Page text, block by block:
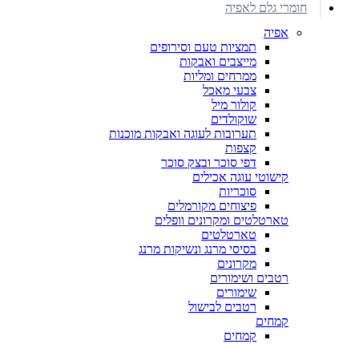
חומרי גלם לאפיה
אפיה
תמציות טעם וסירופים
מייצבים ואבקות
ממרחים ומליות
צבעי מאכל
קולור מיל
שוקולדים
תערובות לעוגה ואבקות מוכנות
קצפות
דפי סוכר ובצק סוכר
קישוטי עוגה אכילים
סוכריות
פיצוחים מקורמלים
טארטלטים ומקרונים וופלים
טארטלטים
בסיסי מרנג ונשיקות מרנג
מקרונים
רטבים ושימורים
שימורים
רטבים לבישול
קמחים
קמחים